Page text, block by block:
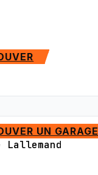
UN GARAGE
Lallemand